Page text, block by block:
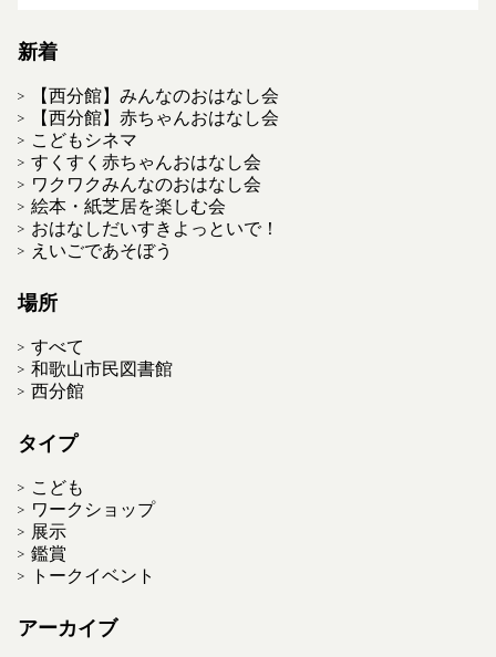
新着
【西分館】みんなのおはなし会
【西分館】赤ちゃんおはなし会
こどもシネマ
すくすく赤ちゃんおはなし会
ワクワクみんなのおはなし会
絵本・紙芝居を楽しむ会
おはなしだいすきよっといで！
えいごであそぼう
場所
すべて
和歌山市民図書館
西分館
タイプ
こども
ワークショップ
展示
鑑賞
トークイベント
アーカイブ